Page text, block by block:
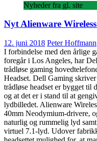
Nyheder fra gl. site
Nyt Alienware
12. juni 2018 Peter Hoffmann
I forbindelse med den årlige
foregår i Los Angeles, har
trådløse gaming
Headset. Dell Gaming skriver
trådløse headset er bygget til
og at det er i stand til at
lydbilledet. Alienware
40mm Neodymium-drivere,
naturlig og rummelig lyd
virtuel 7.1-lyd. Udover